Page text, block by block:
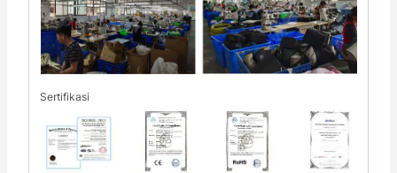
Sertifikasi